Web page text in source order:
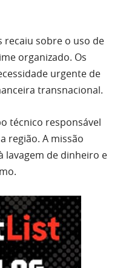
recaiu sobre o uso de
organizado. Os
urgente de
transnacional.
técnico responsável
região. A missão
lavagem de dinheiro e